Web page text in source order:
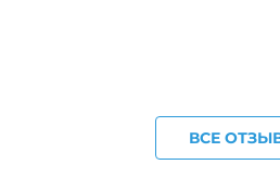
ВСЕ